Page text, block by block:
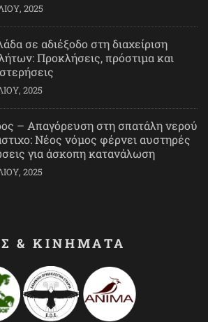
2025
σε αδιέξοδο στη διαχείριση
Προκλήσεις, πρόστιμα και
2025
– Απαγόρευση στη σπατάλη νερού
Νέος νόμος φέρνει αυστηρές
για άσκοπη κατανάλωση
2025
& ΚΙΝΗΜΑΤΑ